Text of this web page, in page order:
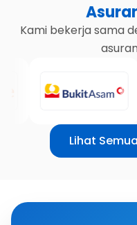
Kami bekerja sama
Lihat